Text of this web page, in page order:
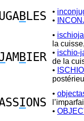
BLES •
•
AM BIER
•
la
• ischio-
de la
•
IONS
•
•